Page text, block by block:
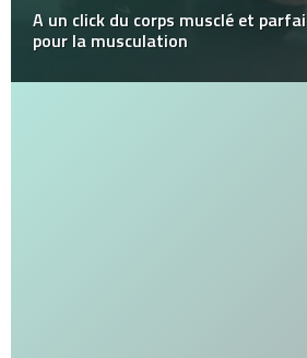
A un click du corps musclé et
pour la musculation